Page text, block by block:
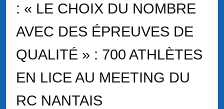
: « LE CHOIX DU NOMBRE
AVEC DES ÉPREUVES DE
QUALITÉ » : 700 ATHLÈTES
EN LICE AU MEETING DU
RC NANTAIS